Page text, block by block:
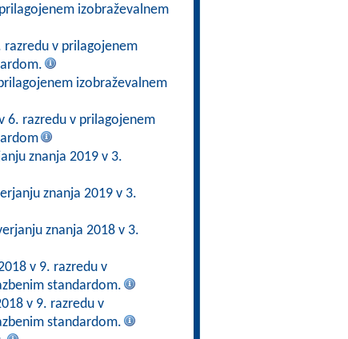
izobraževalnem
razredu v prilagojenem
izobraževalnem
6. razredu v prilagojenem
znanja 2019 v 3.
znanja 2019 v 3.
znanja 2018 v 3.
v 9. razredu v
standardom.
v 9. razredu v
standardom.